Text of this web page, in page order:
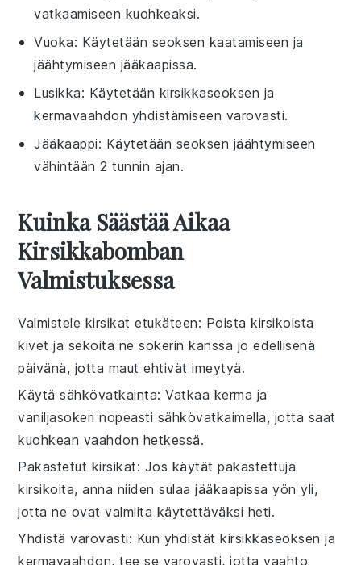
vatkaamiseen kuohkeaksi.
Vuoka: Käytetään seoksen kaatamiseen ja
jäähtymiseen jääkaapissa.
Lusikka: Käytetään kirsikkaseoksen ja
kermavaahdon yhdistämiseen varovasti.
Jääkaappi: Käytetään seoksen jäähtymiseen
vähintään 2 tunnin ajan.
Kuinka Säästää Aikaa
Kirsikkabomban
Valmistuksessa
Valmistele kirsikat etukäteen: Poistakirsikoista
kivet ja sekoita nesokerin kanssa jo edellisenä
päivänä, jotta maut ehtivät imeytyä.
Käytä sähkövatkainta: Vatkaa kerma ja
vaniljasokeri nopeasti sähkövatkaimella, jotta saat
kuohkean vaahdon hetkessä.
Pakastetut kirsikat: Jos käytätpakastettuja
kirsikoita, anna niiden sulaa jääkaapissa yön yli,
jotta ne ovat valmiita käytettäväksi heti.
Yhdistä varovasti: Kun yhdistätkirsikkaseoksen ja
kermavaahdon, tee se varovasti, jotta vaahto